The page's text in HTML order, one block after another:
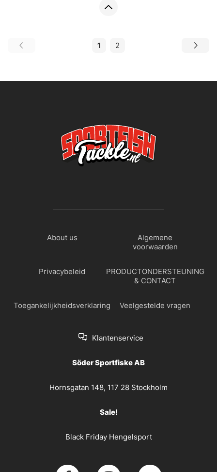
1 2
About us
Algemene
voorwaarden
Privacybeleid
PRODUCTONDERSTEUNING
& CONTACT
Toegankelijkheidsverklaring Veelgestelde vragen
Klantenservice
Söder Sportfiske AB
Hornsgatan 148, 117 28 Stockholm
Sale!
Black Friday Hengelsport